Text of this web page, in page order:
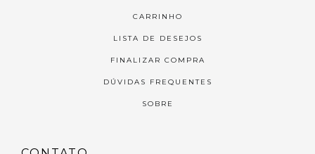
CARRINHO
LISTA DE DESEJOS
FINALIZAR COMPRA
DÚVIDAS FREQUENTES
SOBRE